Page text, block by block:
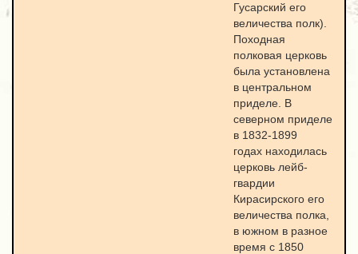
Гусарский его
величества полк).
Походная
полковая церковь
была установлена
в центральном
приделе. В
северном приделе
в 1832-1899
годах находилась
церковь лейб-
гвардии
Кирасирского его
величества полка,
в южном в разное
время с 1850